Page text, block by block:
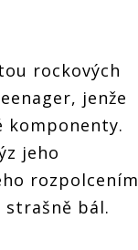
rockových
jenže
jeho
rozpolcením
bál.